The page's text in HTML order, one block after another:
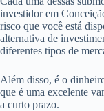
investidor em
risco que você está
alternativa de
diferentes tipos de
Além disso, é o
que é uma excelente
a curto prazo.